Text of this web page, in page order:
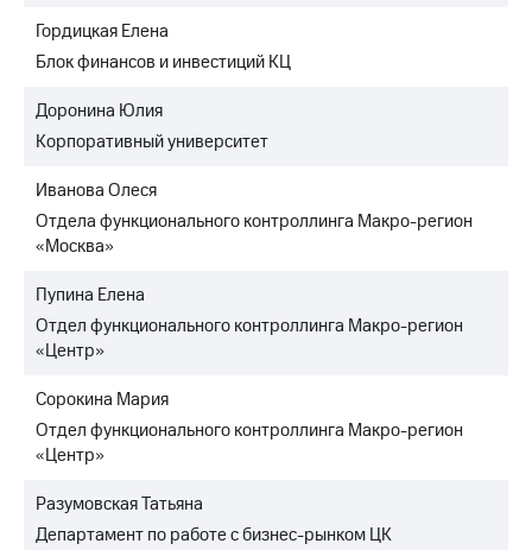
Гордицкая Елена
Блок финансов и инвестиций КЦ
Доронина Юлия
Корпоративный университет
Иванова Олеся
Отдела функционального контроллинга Макро-регион
«Москва»
Пупина Елена
Отдел функционального контроллинга Макро-регион
«Центр»
Сорокина Мария
Отдел функционального контроллинга Макро-регион
«Центр»
Разумовская Татьяна
Департамент по работе с бизнес-рынком ЦК